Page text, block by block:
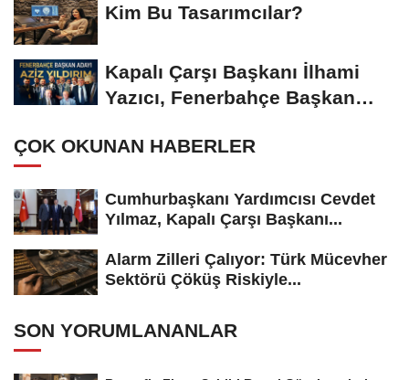
Kim Bu Tasarımcılar?
Kapalı Çarşı Başkanı İlhami
Yazıcı, Fenerbahçe Başkan
ÇOK OKUNAN HABERLER
Cumhurbaşkanı Yardımcısı Cevdet
Yılmaz, Kapalı Çarşı Başkanı...
Alarm Zilleri Çalıyor: Türk Mücevher
Sektörü Çöküş Riskiyle...
SON YORUMLANANLAR